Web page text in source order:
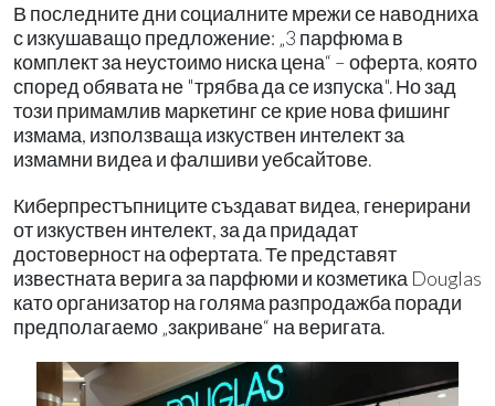
В последните дни социалните мрежи се наводниха
с изкушаващо предложение: „3 парфюма в
комплект за неустоимо ниска цена“ – оферта, която
според обявата не "трябва да се изпуска". Но зад
този примамлив маркетинг се крие нова фишинг
измама, използваща изкуствен интелект за
измамни видеа и фалшиви уебсайтове.
Киберпрестъпниците създават видеа, генерирани
от изкуствен интелект, за да придадат
достоверност на офертата. Те представят
известната верига за парфюми и козметика Douglas
като организатор на голяма разпродажба поради
предполагаемо „закриване“ на веригата.